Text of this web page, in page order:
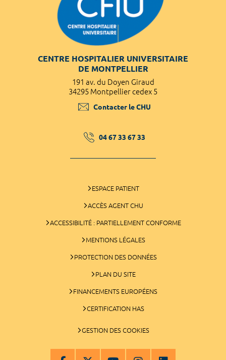
CENTRE HOSPITALIER UNIVERSITAIRE
DE MONTPELLIER
191 av. du Doyen Giraud
34295 Montpellier cedex 5
Contacter le CHU
04 67 33 67 33
ESPACE PATIENT
ACCÈS AGENT CHU
ACCESSIBILITÉ : PARTIELLEMENT CONFORME
MENTIONS LÉGALES
PROTECTION DES DONNÉES
PLAN DU SITE
FINANCEMENTS EUROPÉENS
CERTIFICATION HAS
GESTION DES COOKIES